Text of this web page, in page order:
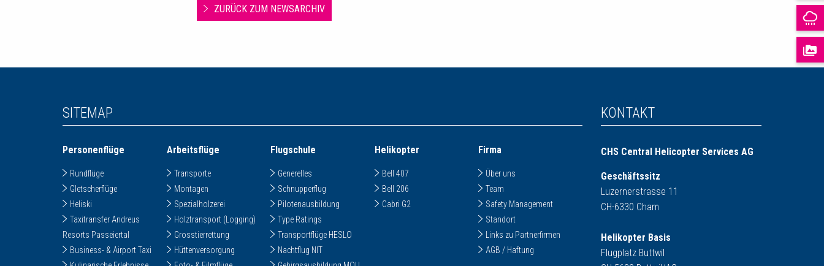
ZURÜCK ZUM NEWSARCHIV
SITEMAP
Personenflüge
Rundflüge
Gletscherflüge
Heliski
Taxitransfer Andreus
Resorts Passeiertal
Business- & Airport Taxi
Arbeitsflüge
Transporte
Montagen
Spezialholzerei
Holztransport (Logging)
Grosstierrettung
Hüttenversorgung
Flugschule
Generelles
Schnupperflug
Pilotenausbildung
Type Ratings
Transportflüge HESLO
Nachtflug NIT
Helikopter
Bell 407
Bell 206
Cabri G2
Firma
Über uns
Team
Safety Management
Standort
Links zu Partnerfirmen
AGB / Haftung
KONTAKT
CHS Central Helicopter Services AG
Geschäftssitz
Luzernerstrasse 11
CH-6330 Cham
Helikopter Basis
Flugplatz Buttwil